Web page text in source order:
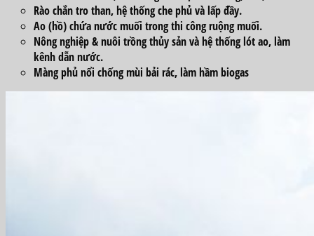
Rào chắn tro than, hệ thống che phủ và lấp đầy.
Ao (hồ) chứa nước muối trong thi công ruộng muối.
Nông nghiệp & nuôi trồng thủy sản và hệ thống lót ao, làm
kênh dẫn nước.
Màng phủ nổi chống mùi bải rác, làm hầm biogas